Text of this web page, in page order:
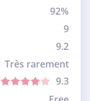
92%
9
9.2
Très rarement
9.3